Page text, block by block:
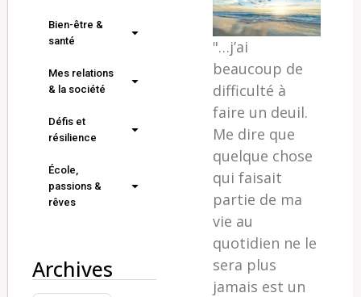
Bien-être &
santé
Mes relations
& la société
Défis et
résilience
École,
passions &
rêves
Archives
"…j’ai
beaucoup de
difficulté à
faire un deuil.
Me dire que
quelque chose
qui faisait
partie de ma
vie au
quotidien ne le
sera plus
jamais est un